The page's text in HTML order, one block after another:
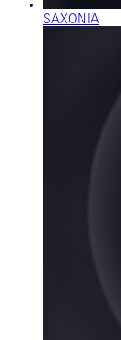
SAXONIA